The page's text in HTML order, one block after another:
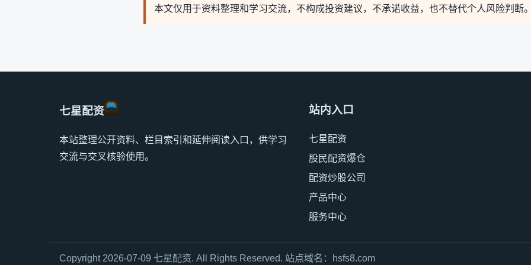
本文仅用于资料整理和学习交流，不构成投资建议，不承诺收益，也不替代个人风险判断
七星配资
本站整理公开资料、栏目索引和延伸阅读入口，供学习
交流与交叉核验使用。
站内入口
七星配资
股民配资爆仓
配资炒股公司
产品中心
服务中心
Copyright 2026-07-09 七星配资. All Rights Reserved. 站点域名： hsfs8.com